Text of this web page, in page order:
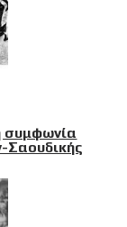
συμφωνία
Σαουδικής